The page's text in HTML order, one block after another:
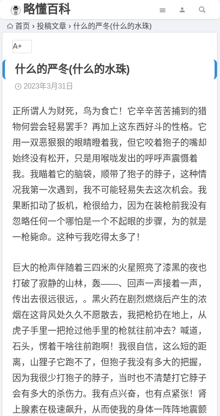
略懂百科
首页 投稿文章 什么的严冬(什么的水珠)
什么的严冬(什么的水珠)
2023年3月31日
正所谓人为财死，鸟为食亡！它辛辛苦苦捕到的猎
物何尝会轻易罢手？再加上这东西好斗的性格。它
用一双恶狠狠的眼睛瞪着我，但它咬着狍子的嘴却
始终没有松开，只是用喉咙发出的呼呼声震慑着
我。我瞄着它的脑袋，顺带了狍子的脖子，这种情
况我第一次遇到，我不可能轻易失去这次机会。我
果断扣动了扳机，枪很给力，因为在装枪前我没有
忽略任何一个哪怕是一个不起眼的步骤，为的就是
一枪毙命。这种亏我吃得太多了！
巨大的枪声伴随着三四米的火星照亮了漆黑的夜也
打破了寂静的山林，轰——、回声一声接着一声，
传出去很远很远，。黑火药在剧烈燃烧后产生的浓
烟在这背风处久久不愿散去，我把枪扔在地上，从
虎子手里一把抢过他手里的枪就往前冲去？喊道，
石头，愣着干啥往前跑啊！我很自信，这么短的距
离，山狸子它跑不了，但狍子我没有多大的把握，
因为我很少打狍子的脖子，当时也不清楚打它脖子
会有多大的杀伤力。我有点兴奋，也有点紧张！肾
上腺素在极速飙升，从而使我的身体一阵阵地震颤
A+